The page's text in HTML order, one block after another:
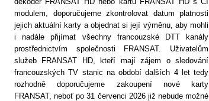
modulem, doporučujeme zkontrolovat datum platnosti
jejich aktuální karty a objednat si její výměnu, aby mohli
i nadále přijímat všechny francouzské DTT kanály
prostřednictvím společnosti FRANSAT. Uživatelům
služeb FRANSAT HD, kteří mají zájem o sledování
francouzských TV stanic na období dalších 4 let tedy
rozhodně doporučujeme zakoupení nové karty
FRANSAT, neboť po 31 červenci 2026 již nebude možné